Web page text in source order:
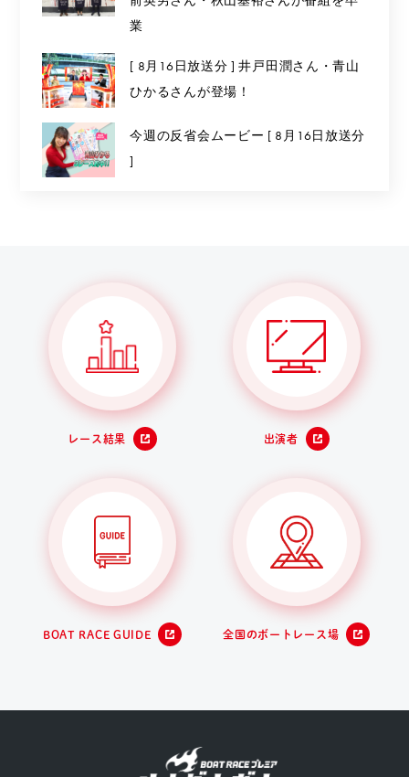
業
[ 8月16日放送分 ] 井戸田潤さん・青山
ひかるさんが登場！
今週の反省会ムービー [ 8月16日放送分
]
レース結果 出演者
BOAT RACE GUIDE 全国のボートレース場